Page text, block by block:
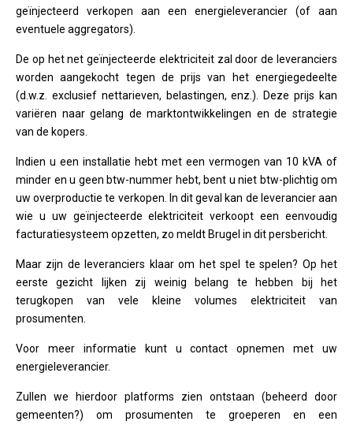
geïnjecteerd verkopen aan een energieleverancier (of aan
eventuele aggregators).
De op het net geïnjecteerde elektriciteit zal door de leveranciers
worden aangekocht tegen de prijs van het energiegedeelte
(d.w.z. exclusief nettarieven, belastingen, enz.). Deze prijs kan
variëren naar gelang de marktontwikkelingen en de strategie
van de kopers.
Indien u een installatie hebt met een vermogen van 10 kVA of
minder en u geen btw-nummer hebt, bent u niet btw-plichtig om
uw overproductie te verkopen. In dit geval kan de leverancier aan
wie u uw geïnjecteerde elektriciteit verkoopt een eenvoudig
facturatiesysteem opzetten, zo meldt Brugel in dit persbericht.
Maar zijn de leveranciers klaar om het spel te spelen? Op het
eerste gezicht lijken zij weinig belang te hebben bij het
terugkopen van vele kleine volumes elektriciteit van
prosumenten.
Voor meer informatie kunt u contact opnemen met uw
energieleverancier.
Zullen we hierdoor platforms zien ontstaan (beheerd door
gemeenten?) om prosumenten te groeperen en een